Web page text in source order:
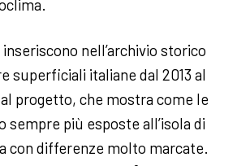
nell’archivio storico
superficiali italiane dal 2013 al
progetto, che mostra come le
sempre più esposte all’isola di
con differenze molto marcate.